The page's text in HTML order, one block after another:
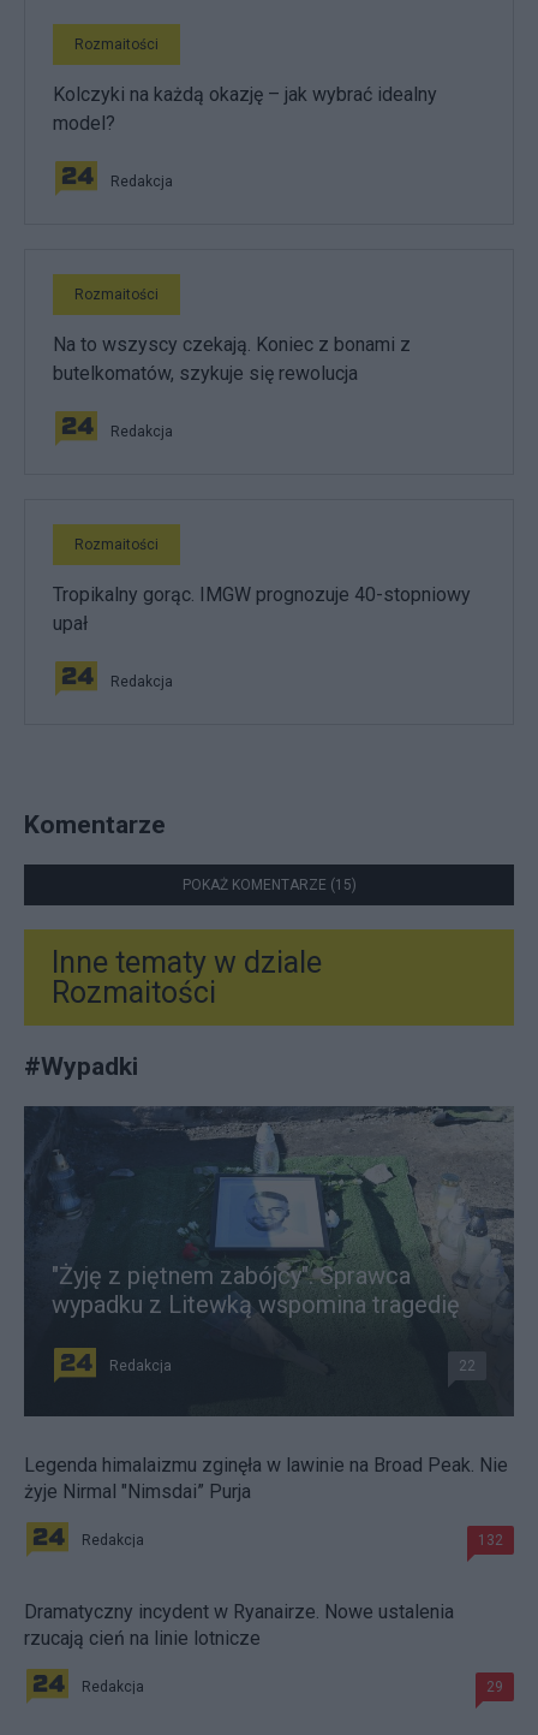
Rozmaitości
Kolczyki na każdą okazję – jak wybrać idealny
model?
Redakcja
Rozmaitości
Na to wszyscy czekają. Koniec z bonami z
butelkomatów, szykuje się rewolucja
Redakcja
Rozmaitości
Tropikalny gorąc. IMGW prognozuje 40-stopniowy
upał
Redakcja
Komentarze
POKAŻ KOMENTARZE (15)
Inne tematy w dziale
Rozmaitości
#Wypadki
"Żyję z piętnem zabójcy". Sprawca
wypadku z Litewką wspomina tragedię
Redakcja 22
Legenda himalaizmu zginęła w lawinie na Broad Peak. Nie
żyje Nirmal "Nimsdai” Purja
Redakcja 132
Dramatyczny incydent w Ryanairze. Nowe ustalenia
rzucają cień na linie lotnicze
Redakcja 29